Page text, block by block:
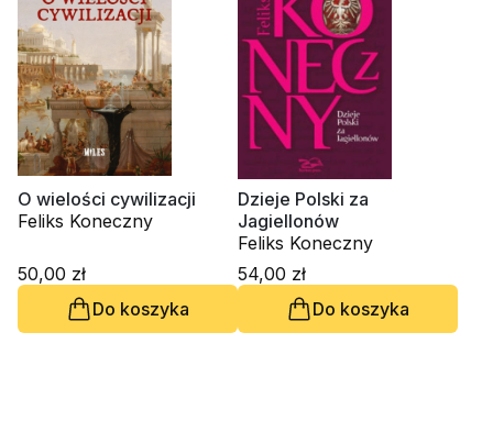
O wielości cywilizacji
Feliks Koneczny
50,00 zł
Do koszyka
Dzieje Polski za
Jagiellonów
Feliks Koneczny
54,00 zł
Do koszyka